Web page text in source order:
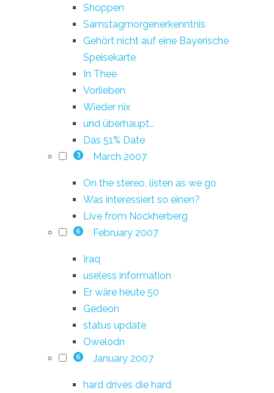
Shoppen
Samstagmorgenerkenntnis
Gehört nicht auf eine Bayerische
Speisekarte
In Thee
Vorlieben
Wieder nix
und überhaupt...
Das 51% Date
3 March 2007
On the stereo, listen as we go
Was interessiert so einen?
Live from Nockherberg
6 February 2007
Iraq
useless information
Er wäre heute 50
Gedeon
status update
Owelodn
6 January 2007
hard drives die hard